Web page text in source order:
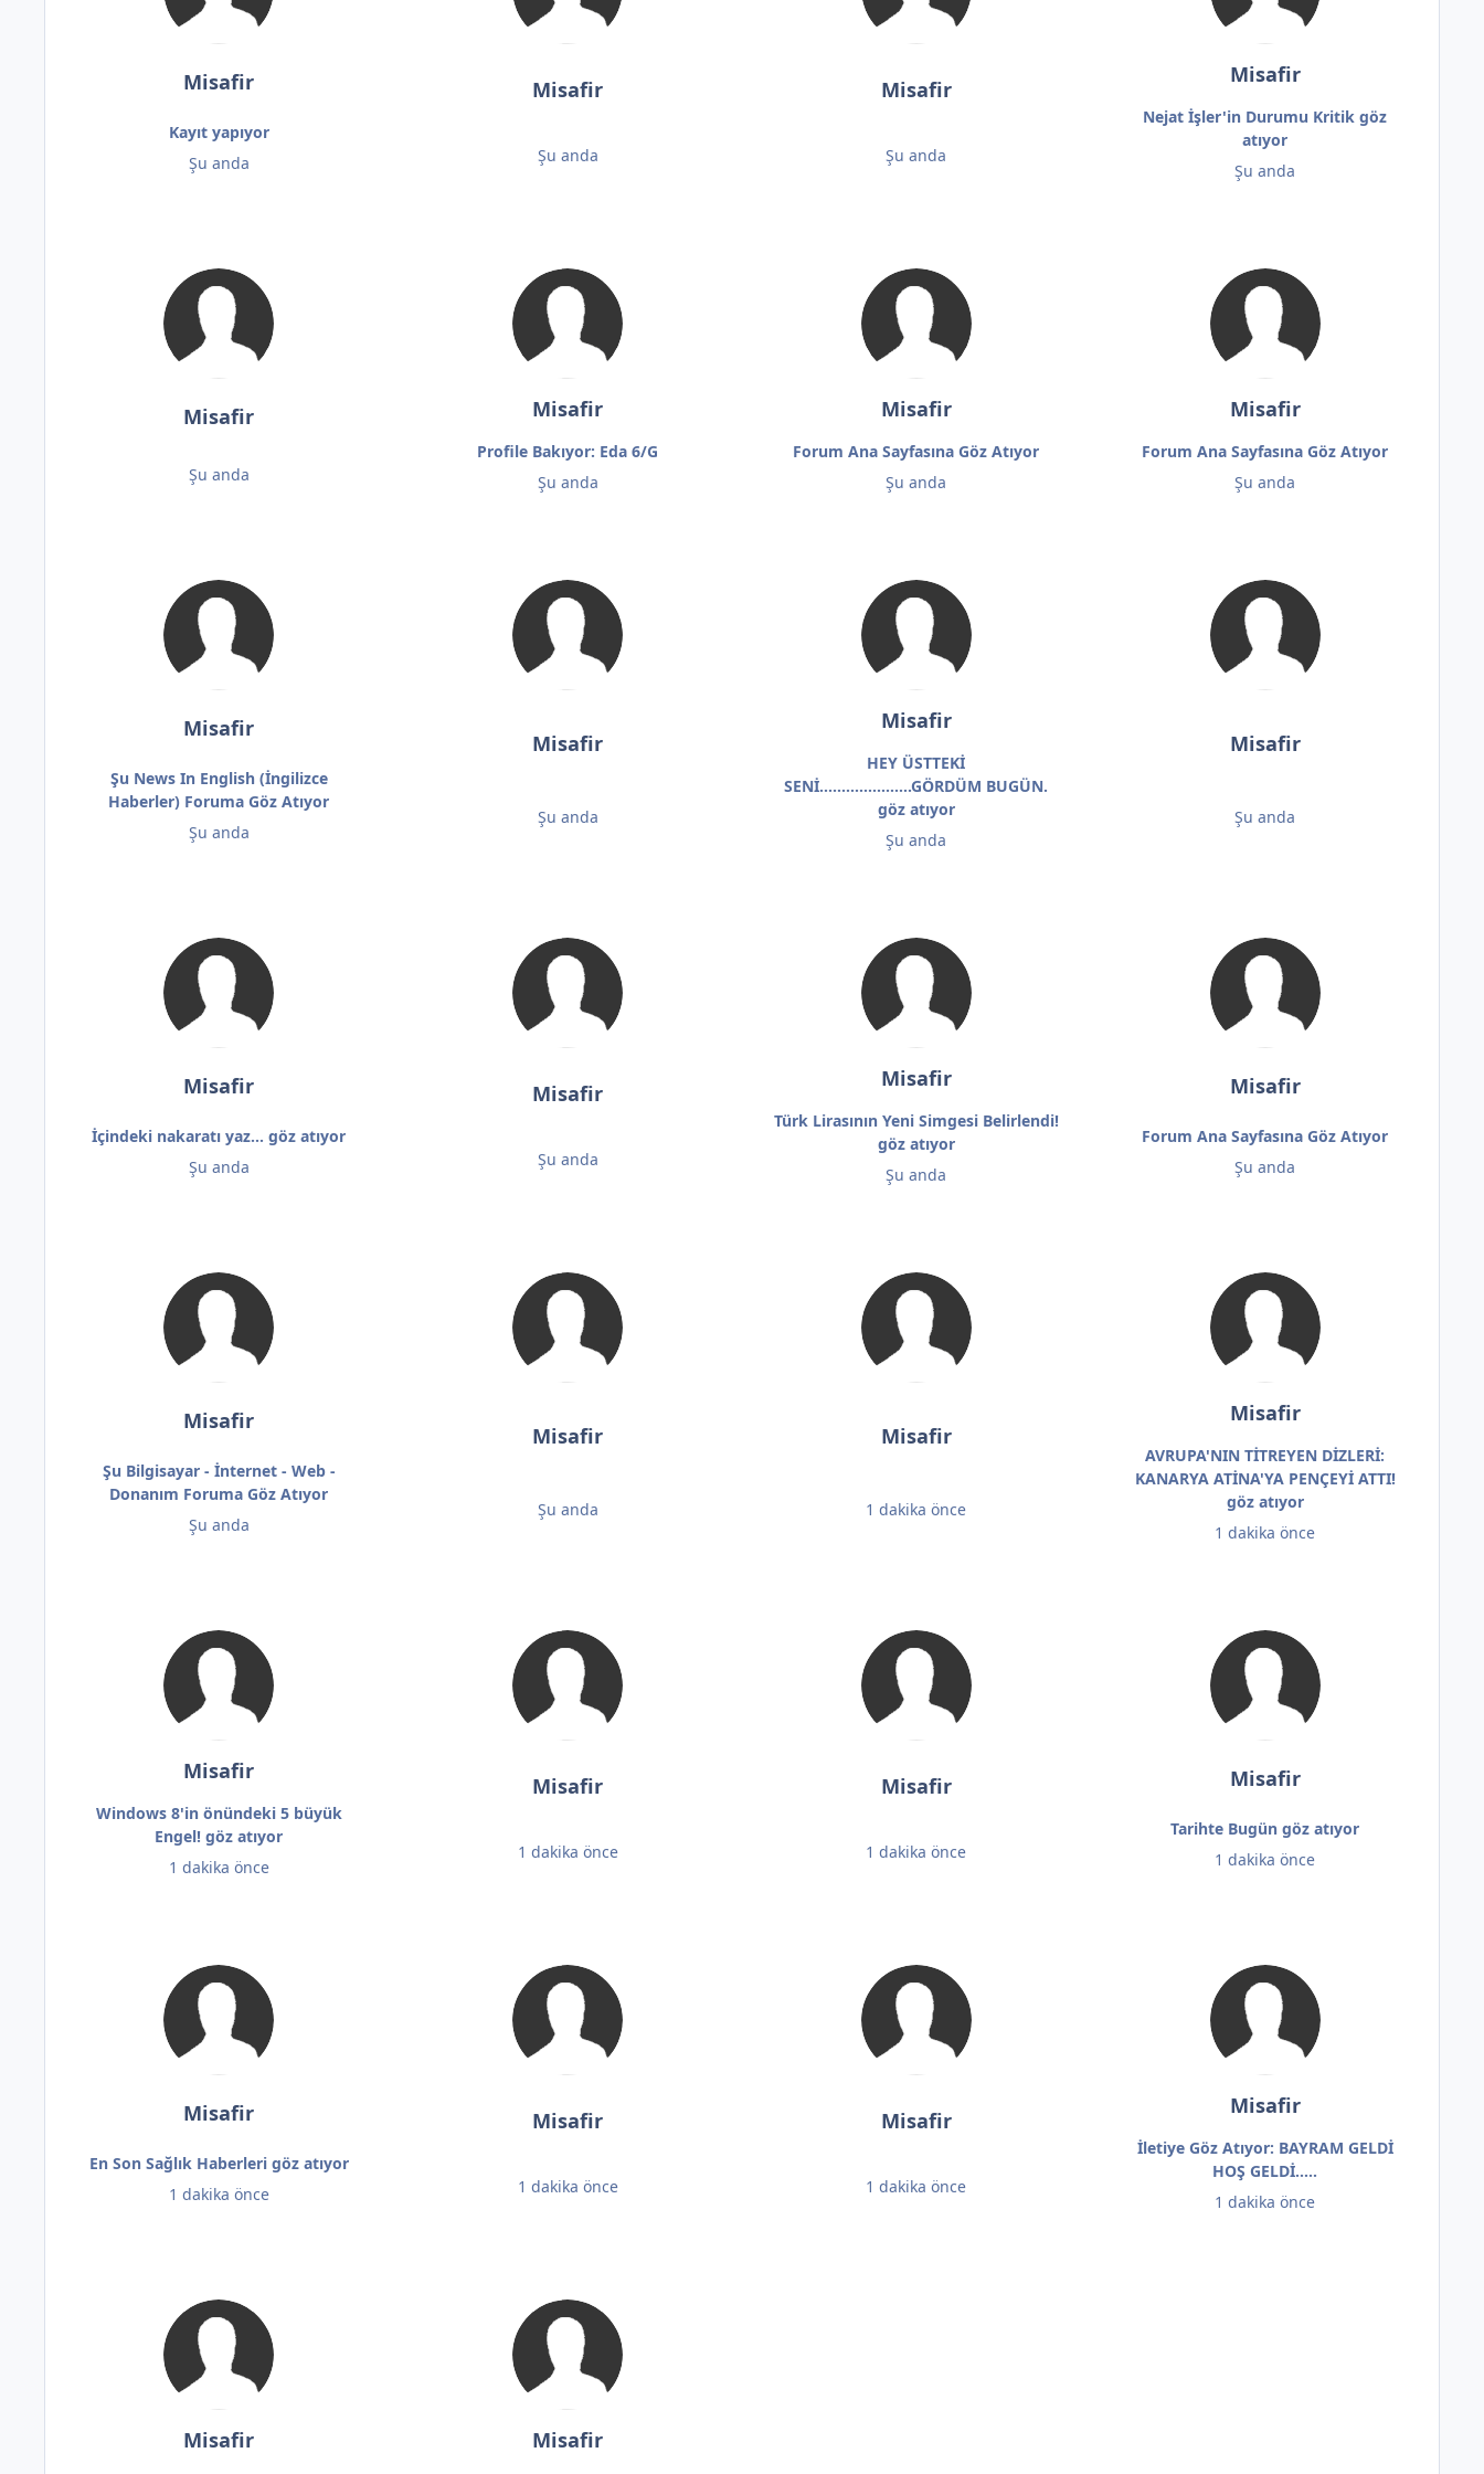
Misafir
Kayıt yapıyor
Şu anda
Misafir
Şu anda
Misafir
Şu anda
Misafir
Nejat İşler'in Durumu Kritik göz
atıyor
Şu anda
Misafir
Şu anda
Misafir
Profile Bakıyor: Eda 6/G
Şu anda
Misafir
Forum Ana Sayfasına Göz Atıyor
Şu anda
Misafir
Forum Ana Sayfasına Göz Atıyor
Şu anda
Misafir
Şu News In English (İngilizce
Haberler) Foruma Göz Atıyor
Şu anda
Misafir
Şu anda
Misafir
HEY ÜSTTEKİ
SENİ.....................GÖRDÜM BUGÜN.
göz atıyor
Şu anda
Misafir
Şu anda
Misafir
İçindeki nakaratı yaz... göz atıyor
Şu anda
Misafir
Şu anda
Misafir
Türk Lirasının Yeni Simgesi Belirlendi!
göz atıyor
Şu anda
Misafir
Forum Ana Sayfasına Göz Atıyor
Şu anda
Misafir
Şu Bilgisayar - İnternet - Web -
Donanım Foruma Göz Atıyor
Şu anda
Misafir
Şu anda
Misafir
1 dakika önce
Misafir
AVRUPA'NIN TİTREYEN DİZLERİ:
KANARYA ATİNA'YA PENÇEYİ ATTI!
göz atıyor
1 dakika önce
Misafir
Windows 8'in önündeki 5 büyük
Engel! göz atıyor
1 dakika önce
Misafir
1 dakika önce
Misafir
1 dakika önce
Misafir
Tarihte Bugün göz atıyor
1 dakika önce
Misafir
En Son Sağlık Haberleri göz atıyor
1 dakika önce
Misafir
1 dakika önce
Misafir
1 dakika önce
Misafir
İletiye Göz Atıyor: BAYRAM GELDİ
HOŞ GELDİ.....
1 dakika önce
Misafir Misafir